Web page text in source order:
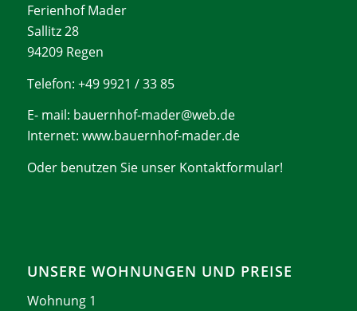
Ferienhof Mader
Sallitz 28
94209 Regen
Telefon: +49 9921 / 33 85
E- mail: bauernhof-mader@web.de
Internet: www.bauernhof-mader.de
Oder benutzen Sie unser Kontaktformular!
UNSERE WOHNUNGEN UND PREISE
Wohnung 1